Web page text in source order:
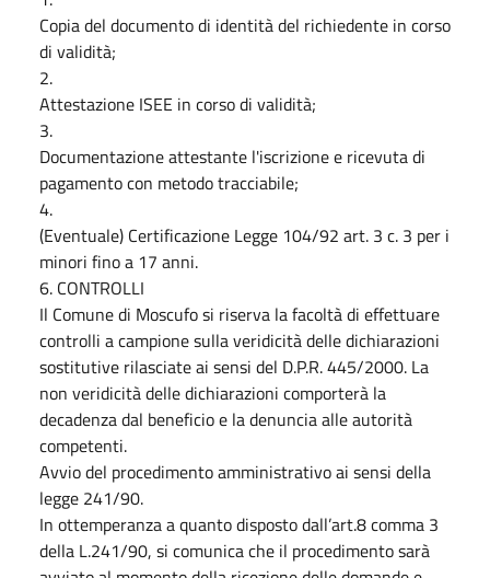
Copia del documento di identità del richiedente in corso
di validità;
2.
Attestazione ISEE in corso di validità;
3.
Documentazione attestante l'iscrizione e ricevuta di
pagamento con metodo tracciabile;
4.
(Eventuale) Certificazione Legge 104/92 art. 3 c. 3 per i
minori fino a 17 anni.
6. CONTROLLI
Il Comune di Moscufo si riserva la facoltà di effettuare
controlli a campione sulla veridicità delle dichiarazioni
sostitutive rilasciate ai sensi del D.P.R. 445/2000. La
non veridicità delle dichiarazioni comporterà la
decadenza dal beneficio e la denuncia alle autorità
competenti.
Avvio del procedimento amministrativo ai sensi della
legge 241/90.
In ottemperanza a quanto disposto dall’art.8 comma 3
della L.241/90, si comunica che il procedimento sarà